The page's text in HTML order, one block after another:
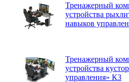
Тренажерный
устройства
навыков
Тренажерный
устройства
управления» К3